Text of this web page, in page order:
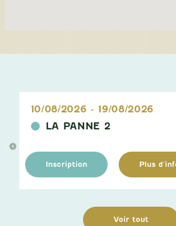
LA PANNE 2
10/08/2026 - 19/08/2026
Inscription Plus
Voir tout